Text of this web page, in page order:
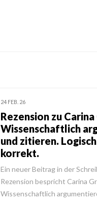
24 FEB. 26
Rezension zu
Wissenschaftlich
und zitieren.
korrekt.
Ein neuer Beitrag in der
Rezension bespricht Carina
Wissenschaftlich